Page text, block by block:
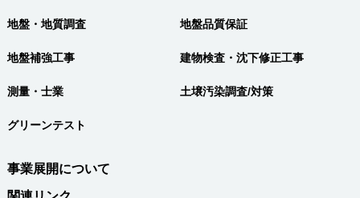
地盤・地質調査 地盤品質保証
地盤補強工事 建物検査・沈下修正工事
測量・士業 土壌汚染調査/対策
グリーンテスト
事業展開について